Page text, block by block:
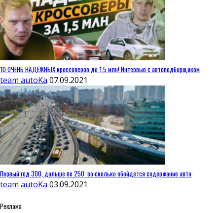
10 ОЧЕНЬ НАДЕЖНЫХ кроссоверов до 1,5 млн! Интервью с автоподборщиком
team autoKa 07.09.2021
Первый год 300, дальше по 250: во сколько обойдется содержание авто
team autoKa 03.09.2021
Реклама